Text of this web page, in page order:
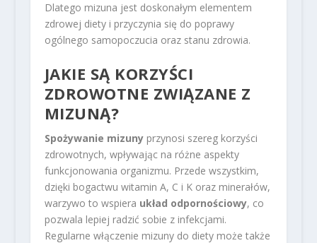
Dlatego mizuna jest doskonałym elementem
zdrowej diety i przyczynia się do poprawy
ogólnego samopoczucia oraz stanu zdrowia.
JAKIE SĄ KORZYŚCI
ZDROWOTNE ZWIĄZANE Z
MIZUNĄ?
Spożywanie mizunyprzynosi szereg korzyści
zdrowotnych, wpływając na różne aspekty
funkcjonowania organizmu. Przede wszystkim,
dzięki bogactwu witamin A, C i K oraz minerałów,
warzywo to wspiera układ odpornościowy, co
pozwala lepiej radzić sobie z infekcjami.
Regularne włączenie mizuny do diety może także